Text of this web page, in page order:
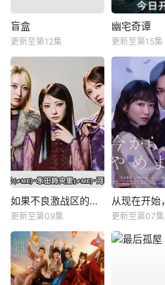
盲盒
更新至第12集
幽宅奇谭
更新至第15集
如果不良激战区的四天王转生成了偶像团体？
更新至第09集 更新至第07集